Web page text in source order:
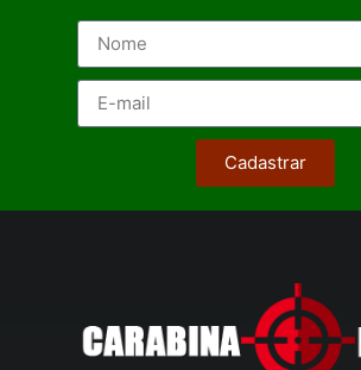
Cadastrar